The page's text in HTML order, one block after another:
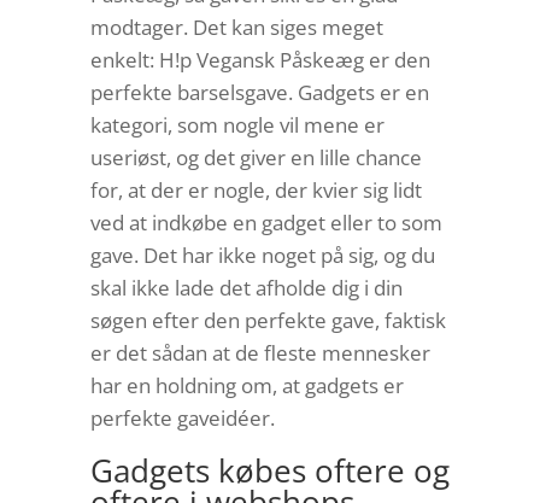
modtager. Det kan siges meget
enkelt: H!p Vegansk Påskeæg er den
perfekte barselsgave. Gadgets er en
kategori, som nogle vil mene er
useriøst, og det giver en lille chance
for, at der er nogle, der kvier sig lidt
ved at indkøbe en gadget eller to som
gave. Det har ikke noget på sig, og du
skal ikke lade det afholde dig i din
søgen efter den perfekte gave, faktisk
er det sådan at de fleste mennesker
har en holdning om, at gadgets er
perfekte gaveidéer.
Gadgets købes oftere og